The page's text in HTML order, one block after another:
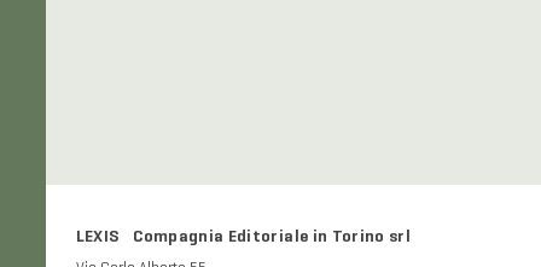
LEXIS Compagnia Editoriale in Torino srl